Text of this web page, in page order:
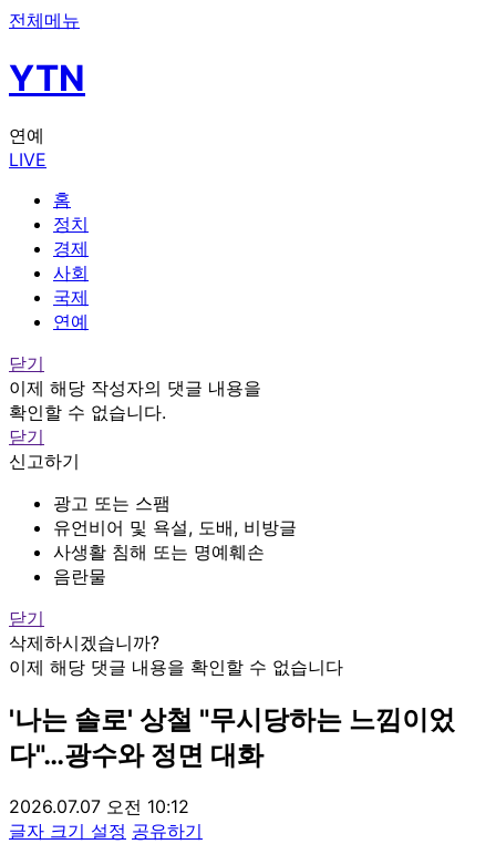
전체메뉴
YTN
연예
LIVE
홈
정치
경제
사회
국제
연예
닫기
이제 해당 작성자의 댓글 내용을
확인할 수 없습니다.
닫기
신고하기
광고 또는 스팸
유언비어 및 욕설, 도배, 비방글
사생활 침해 또는 명예훼손
음란물
닫기
삭제하시겠습니까?
이제 해당 댓글 내용을 확인할 수 없습니다
'나는 솔로' 상철 "무시당하는 느낌이었
다"…광수와 정면 대화
2026.07.07 오전 10:12
글자 크기 설정 공유하기